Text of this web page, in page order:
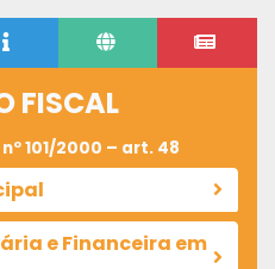
FISCAL
101/2000 – art. 48
e Financeira em